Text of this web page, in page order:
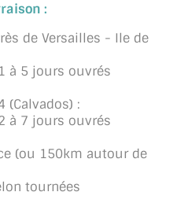
:
de Versailles - Ile de
à 5 jours ouvrés
(Calvados) :
à 7 jours ouvrés
(ou 150km autour de
tournées